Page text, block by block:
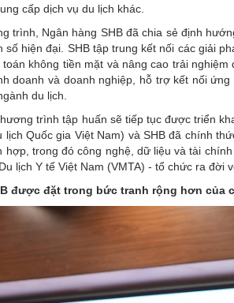
cấp dịch vụ du lịch khác.
trình, Ngân hàng SHB đã chia sẻ định
số hiện đại. SHB tập trung kết nối các giải
không tiền mặt và nâng cao trải
doanh và doanh nghiệp, hỗ trợ kết nối
du lịch.
trình tập huấn sẽ tiếp tục được triển
lịch Quốc gia Việt Nam) và SHB đã chính
hợp, trong đó công nghệ, dữ liệu và tài
lịch Y tế Việt Nam (VMTA) - tổ chức ra đời
được đặt trong bức tranh rộng hơn của